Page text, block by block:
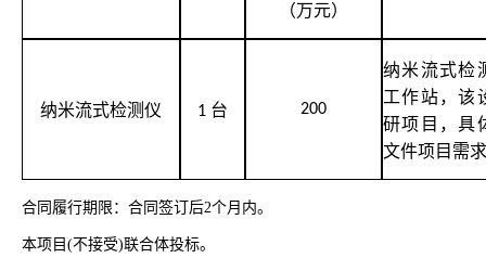
（万元）
纳米流式检测仪 1 台 200
纳米流式检
工作站，该
研项目，具
文件项目需
合同履行期限：合同签订后2个月内。
本项目(不接受)联合体投标。